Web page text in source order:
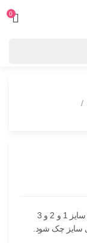
0
پیراهن یلدایی مجلسی دخترانه تک رنگ دارای تنوع سایز 1 و 2 و 3